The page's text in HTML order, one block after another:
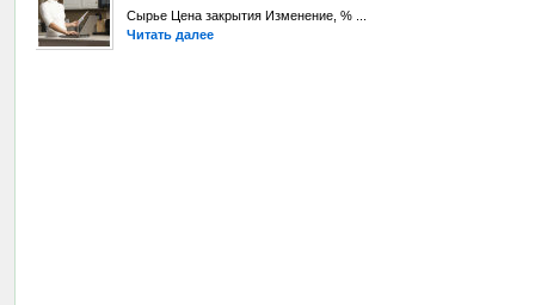
Сырье Цена закрытия Изменение, % ...
Читать далее